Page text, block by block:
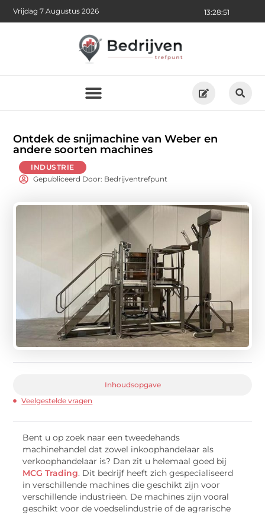
13:28:53
Vrijdag 7 Augustus 2026
Ontdek de snijmachine van Weber en
andere soorten machines
INDUSTRIE
Gepubliceerd Door: Bedrijventrefpunt
Inhoudsopgave
Veelgestelde vragen
Bent u op zoek naar een tweedehands
machinehandel dat zowel inkoophandelaar als
verkoophandelaar is? Dan zit u helemaal goed bij
MCG Trading. Dit bedrijf heeft zich gespecialiseerd
in verschillende machines die geschikt zijn voor
verschillende industrieën. De machines zijn vooral
geschikt voor de voedselindustrie of de agrarische